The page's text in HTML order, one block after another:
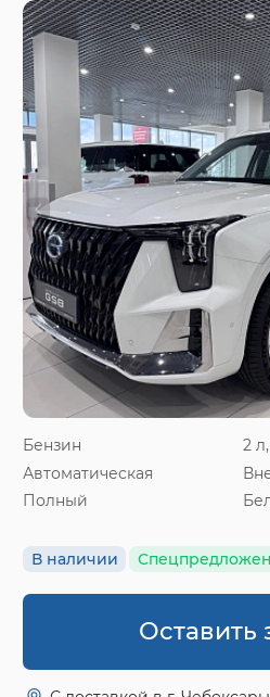
Бензин
2
Автоматическая
Полный
В наличии
Оставить